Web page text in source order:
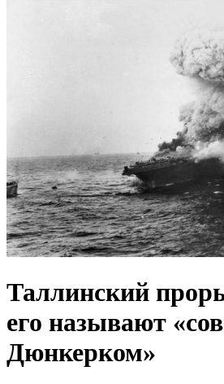
Таллинский
его называют
Дюнкерком»